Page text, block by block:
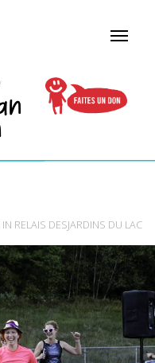
IN RELAIS DESJARDINS DU LAC